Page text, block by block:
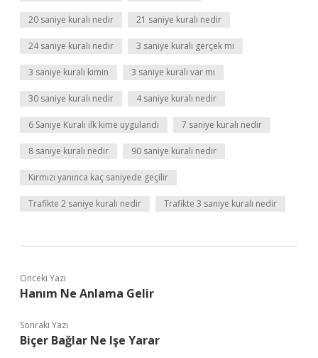
20 saniye kuralı nedir 21 saniye kuralı nedir
24 saniye kuralı nedir 3 saniye kuralı gerçek mi
3 saniye kuralı kimin 3 saniye kuralı var mı
30 saniye kuralı nedir 4 saniye kuralı nedir
6 Saniye Kuralı ilk kime uygulandı 7 saniye kuralı nedir
8 saniye kuralı nedir 90 saniye kuralı nedir
Kırmızı yanınca kaç saniyede geçilir
Trafikte 2 saniye kuralı nedir Trafikte 3 saniye kuralı nedir
Önceki Yazı
Hanım Ne Anlama Gelir
Sonraki Yazı
Biçer Bağlar Ne Işe Yarar